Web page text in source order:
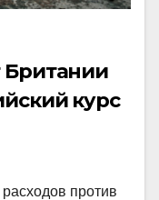
Британии
курс
против